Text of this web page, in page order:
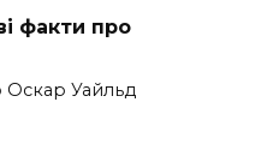
факти про
Уайльд